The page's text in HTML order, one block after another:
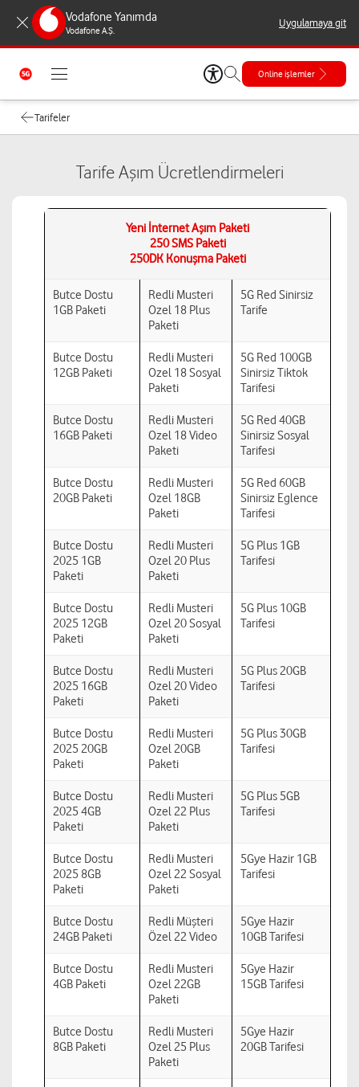
Vodafone Yanımda
Vodafone A.Ş.
Uygulamaya git
Online işlemler
Tarifeler
Tarife Aşım Ücretlendirmeleri
Yeni İnternet Aşım Paketi
250 SMS Paketi
250DK Konuşma Paketi
Butce Dostu
1GB Paketi
Redli Musteri
Ozel 18 Plus
Paketi
5G Red Sinirsiz
Tarife
Butce Dostu
12GB Paketi
Redli Musteri
Ozel 18 Sosyal
Paketi
5G Red 100GB
Sinirsiz Tiktok
Tarifesi
Butce Dostu
16GB Paketi
Redli Musteri
Ozel 18 Video
Paketi
5G Red 40GB
Sinirsiz Sosyal
Tarifesi
Butce Dostu
20GB Paketi
Redli Musteri
Ozel 18GB
Paketi
5G Red 60GB
Sinirsiz Eglence
Tarifesi
Butce Dostu
2025 1GB
Paketi
Redli Musteri
Ozel 20 Plus
Paketi
5G Plus 1GB
Tarifesi
Butce Dostu
2025 12GB
Paketi
Redli Musteri
Ozel 20 Sosyal
Paketi
5G Plus 10GB
Tarifesi
Butce Dostu
2025 16GB
Paketi
Redli Musteri
Ozel 20 Video
Paketi
5G Plus 20GB
Tarifesi
Butce Dostu
2025 20GB
Paketi
Redli Musteri
Ozel 20GB
Paketi
5G Plus 30GB
Tarifesi
Butce Dostu
2025 4GB
Paketi
Redli Musteri
Ozel 22 Plus
Paketi
5G Plus 5GB
Tarifesi
Butce Dostu
2025 8GB
Paketi
Redli Musteri
Ozel 22 Sosyal
Paketi
5Gye Hazir 1GB
Tarifesi
Butce Dostu
24GB Paketi
Redli Müşteri
Özel 22 Video
5Gye Hazir
10GB Tarifesi
Butce Dostu
4GB Paketi
Redli Musteri
Ozel 22GB
Paketi
5Gye Hazir
15GB Tarifesi
Butce Dostu
8GB Paketi
Redli Musteri
Ozel 25 Plus
Paketi
5Gye Hazir
20GB Tarifesi